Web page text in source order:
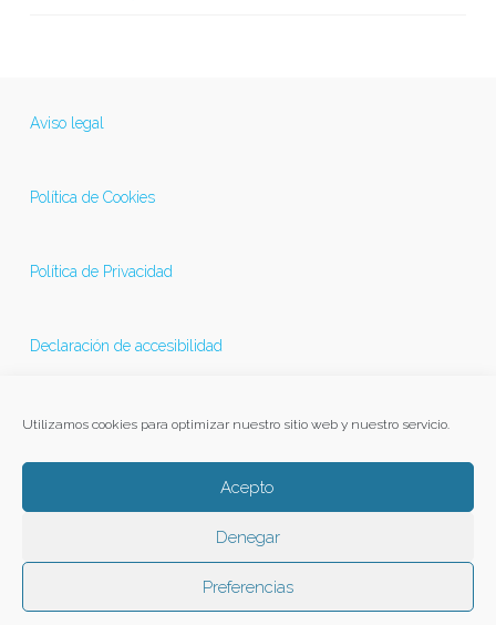
Utilizamos cookies para optimizar nuestro sitio web y nuestro servicio.
Acepto
Denegar
Preferencias
Aviso legal
Política de Cookies
Política de Privacidad
Declaración de accesibilidad